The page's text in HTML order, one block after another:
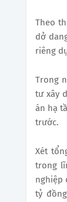
Theo
dở
riêng
Trong
tư xây
án hạ
trước.
Xét
trong
nghiệp
tỷ